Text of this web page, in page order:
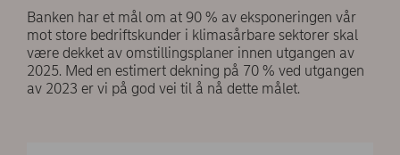
Banken har et mål om at 90 % av eksponeringen vår
mot store bedriftskunder i klimasårbare sektorer skal
være dekket av omstillingsplaner innen utgangen av
2025. Med en estimert dekning på 70 % ved utgangen
av 2023 er vi på god vei til å nå dette målet.